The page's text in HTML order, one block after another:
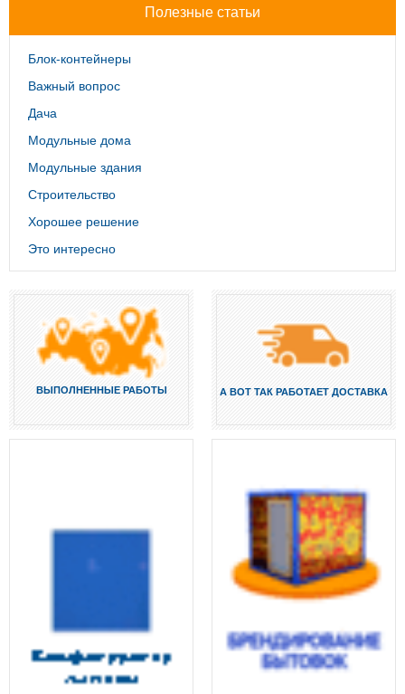
Полезные статьи
Блок-контейнеры
Важный вопрос
Дача
Модульные дома
Модульные здания
Строительство
Хорошее решение
Это интересно
ВЫПОЛНЕННЫЕ РАБОТЫ А ВОТ ТАК РАБОТАЕТ ДОСТАВКА